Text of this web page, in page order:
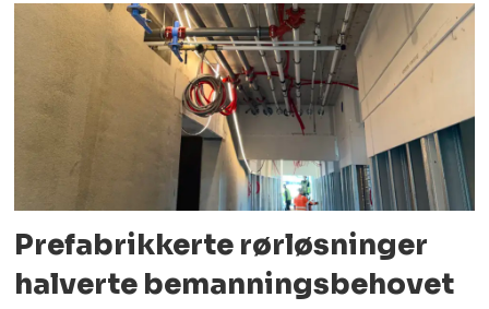
Prefabrikkerte rørløsninger
halverte bemanningsbehovet